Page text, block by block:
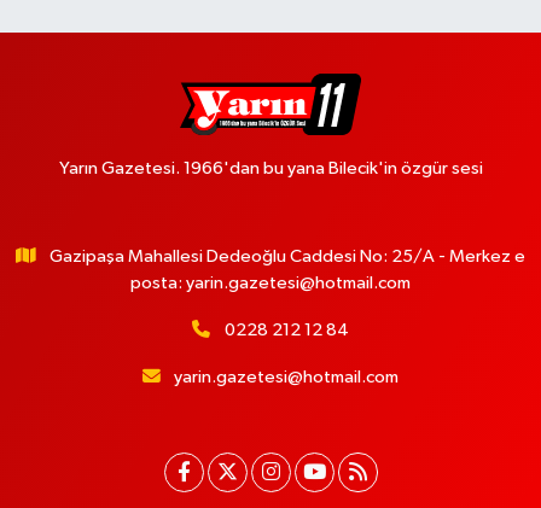
Yarın Gazetesi. 1966'dan bu yana Bilecik'in özgür sesi
Gazipaşa Mahallesi Dedeoğlu Caddesi No: 25/A - Merkez e
posta: yarin.gazetesi@hotmail.com
0228 212 12 84
yarin.gazetesi@hotmail.com